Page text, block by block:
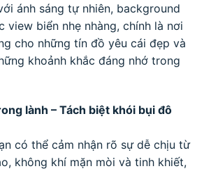
ánh sáng tự nhiên, background
view biển nhẹ nhàng, chính là nơi
cho những tín đồ yêu cái đẹp và
khoảnh khắc đáng nhớ trong
lành – Tách biệt khói bụi đô
có thể cảm nhận rõ sự dễ chịu từ
không khí mặn mòi và tinh khiết,